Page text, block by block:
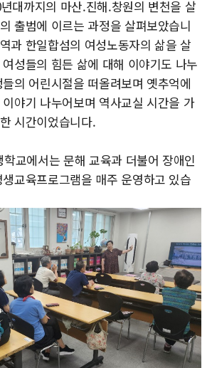
대까지의 마산.진해.창원의 변천을 살
출범에 이르는 과정을 살펴보았습니
과 한일합섬의 여성노동자의 삶을 살
성들의 힘든 삶에 대해 이야기도 나누
의 어린시절을 떠올려보며 옛추억에
야기 나누어보며 역사교실 시간을 가
시간이었습니다.
교에서는 문해 교육과 더불어 장애인
교육프로그램을 매주 운영하고 있습